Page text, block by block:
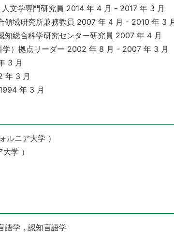
文学専門研究員 2014 年 4 月 - 2017 年 3 月
領域研究所兼務教員 2007 年 4 月 - 2010 年 3
知総合科学研究センター研究員 2007 年 4 月
学）拠点リーダー 2002 年 8 月 - 2007 年 3 月
3 月
年 3 月
年 3 月
ルニア大学 ）
学 ）
語学，認知言語学